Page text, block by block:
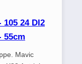
24 DI2
55cm
Mavic